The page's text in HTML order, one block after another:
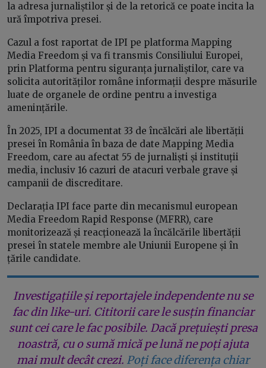
la adresa jurnaliștilor și de la retorică ce poate incita la
ură împotriva presei.
Cazul a fost raportat de IPI pe platforma Mapping
Media Freedom și va fi transmis Consiliului Europei,
prin Platforma pentru siguranța jurnaliștilor, care va
solicita autorităților române informații despre măsurile
luate de organele de ordine pentru a investiga
amenințările.
În 2025, IPI a documentat 33 de încălcări ale libertății
presei în România în baza de date Mapping Media
Freedom, care au afectat 55 de jurnaliști și instituții
media, inclusiv 16 cazuri de atacuri verbale grave și
campanii de discreditare.
Declarația IPI face parte din mecanismul european
Media Freedom Rapid Response (MFRR), care
monitorizează și reacționează la încălcările libertății
presei în statele membre ale Uniunii Europene și în
țările candidate.
Investigațiile și reportajele independente nu se
fac din like-uri. Cititorii care le susțin financiar
sunt cei care le fac posibile. Dacă prețuiești presa
noastră, cu o sumă mică pe lună ne poți ajuta
mai mult decât crezi. Poți face diferența chiar